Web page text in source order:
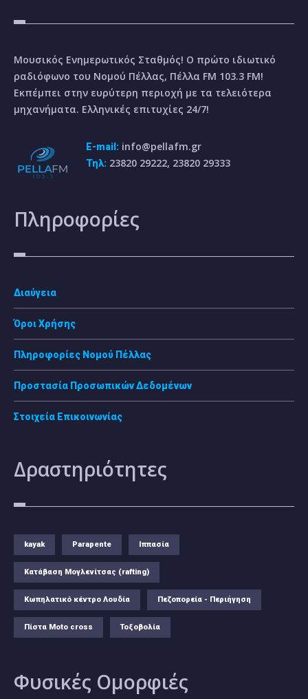
Μουσικός Ενημερωτικός Σταθμός! Ο πρώτο ιδιωτικό
ραδιόφωνο του Νομού Πέλλας, Πέλλα FM 103.3 FM!
Εκπέμπει στην ευρύτερη περιοχή με τα τελειότερα
μηχανήματα. Ελληνικές επιτυχίες 24/7!
E-mail: info@pellafm.gr
Τηλ: 23820 29222, 23820 29333
Πληροφορίες
Διαύγεια
Όροι Χρήσης
Πληροφορίες Νομού Πέλλας
Προστασία Προσωπικών Δεδομένων
Στοιχεία Επικοινωνίας
Δραστηριότητες
kayak Parapente Ιππασία
Κατάβαση Μογλενίτσας (rafting)
Κωπηλατικό κέντρο Λουδία Πεζοπορεία - Περιήγηση
Πίστα Moto cross Τοξοβολία
Φυσικές Ομορφιές